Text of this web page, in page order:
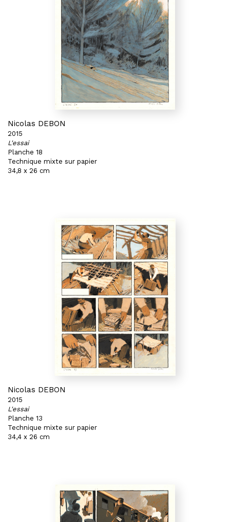
Nicolas DEBON
2015
L'essai
Planche 18
Technique mixte sur papier
34,8 x 26 cm
Nicolas DEBON
2015
L'essai
Planche 13
Technique mixte sur papier
34,4 x 26 cm